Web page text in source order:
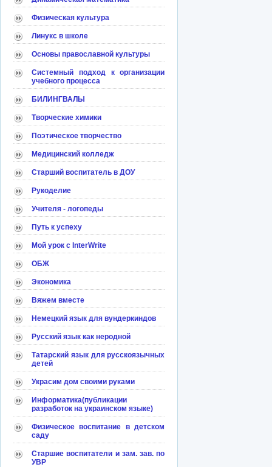
Физическая культура
Линукс в школе
Основы православной культуры
Системный подход к организации
учебного процесса
БИЛИНГВАЛЫ
Творческие химики
Поэтическое творчество
Медицинский колледж
Старший воспитатель в ДОУ
Рукоделие
Учителя - логопеды
Путь к успеху
Мой урок с InterWrite
ОБЖ
Экономика
Вяжем вместе
Немецкий язык для вундеркиндов
Русский язык как неродной
Татарский язык для русскоязычных
детей
Украсим дом своими руками
Информатика(публикации
разработок на украинском языке)
Физическое воспитание в детском
саду
Старшие воспитатели и зам. зав. по
УВР